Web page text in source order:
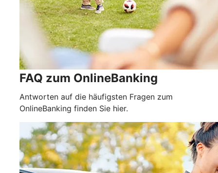
FAQ zum OnlineBanking
Antworten auf die häufigsten Fragen zum
OnlineBanking finden Sie hier.